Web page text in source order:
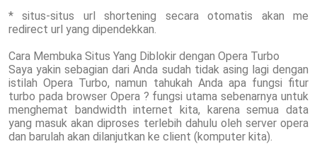
* situs-situs url shortening secara otomatis akan me
redirect url yang dipendekkan.
Cara Membuka Situs Yang Diblokir dengan Opera Turbo
Saya yakin sebagian dari Anda sudah tidak asing lagi dengan
istilah Opera Turbo, namun tahukah Anda apa fungsi fitur
turbo pada browser Opera ? fungsi utama sebenarnya untuk
menghemat bandwidth internet kita, karena semua data
yang masuk akan diproses terlebih dahulu oleh server opera
dan barulah akan dilanjutkan ke client (komputer kita).